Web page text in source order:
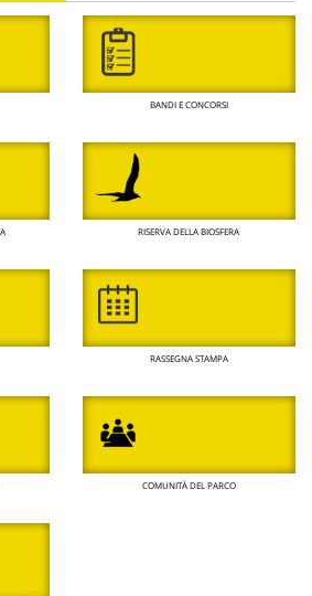
BANDI E CONCORSI
RISERVA DELLA BIOSFERA
RASSEGNA STAMPA
COMUNITÀ DEL PARCO